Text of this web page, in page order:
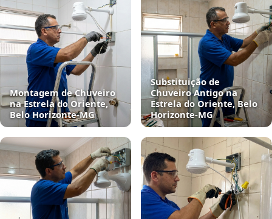
Montagem de Chuveiro
na Estrela do Oriente,
Belo Horizonte‑MG
Substituição de
Chuveiro Antigo na
Estrela do Oriente, Belo
Horizonte‑MG